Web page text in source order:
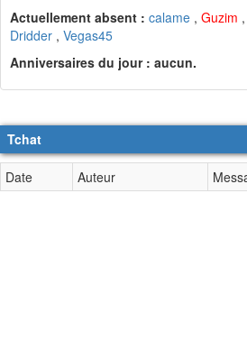
Actuellement absent : calame , Guzim ,
Dridder , Vegas45
Anniversaires du jour : aucun.
Tchat
Date Auteur